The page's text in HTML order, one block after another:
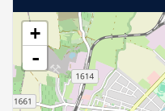
+
-